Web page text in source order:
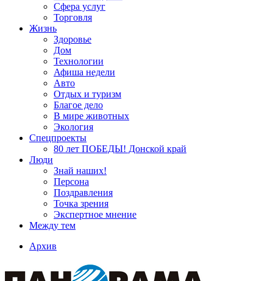
Сфера услуг
Торговля
Жизнь
Здоровье
Дом
Технологии
Афиша недели
Авто
Отдых и туризм
Благое дело
В мире животных
Экология
Спецпроекты
80 лет ПОБЕДЫ! Донской край
Люди
Знай наших!
Персона
Поздравления
Точка зрения
Экспертное мнение
Между тем
Архив